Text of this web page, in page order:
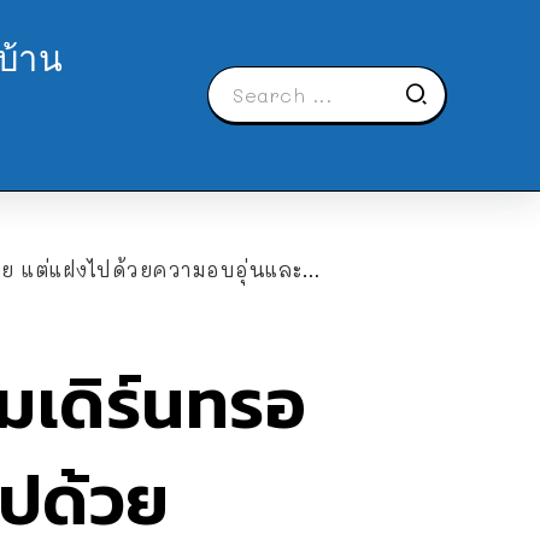
าน
ฝงไปด้วยความอบอุ่นและน่าอยู่
เดิร์นทรอ
ด้วย